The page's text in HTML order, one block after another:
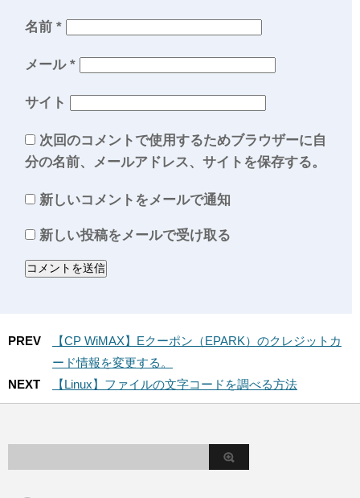
名前 *
メール *
サイト
次回のコメントで使用するためブラウザーに自
分の名前、メールアドレス、サイトを保存する。
新しいコメントをメールで通知
新しい投稿をメールで受け取る
PREV
【CP WiMAX】Eクーポン（EPARK）のクレジットカ
ード情報を変更する。
NEXT
【Linux】ファイルの文字コードを調べる方法